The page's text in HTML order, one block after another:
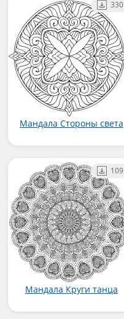
Мандала Стороны света
330
Мандала Круги танца
109